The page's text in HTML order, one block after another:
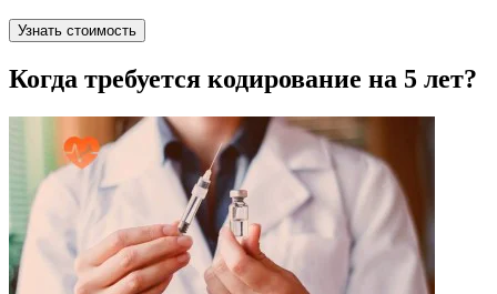
Узнать стоимость
Когда требуется кодирование на 5 лет?